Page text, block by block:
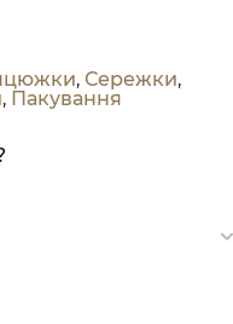
, Сережки,
, Пакування